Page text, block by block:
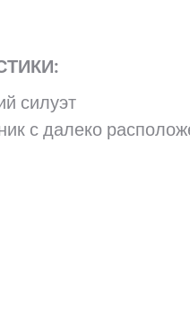
силуэт
с далеко